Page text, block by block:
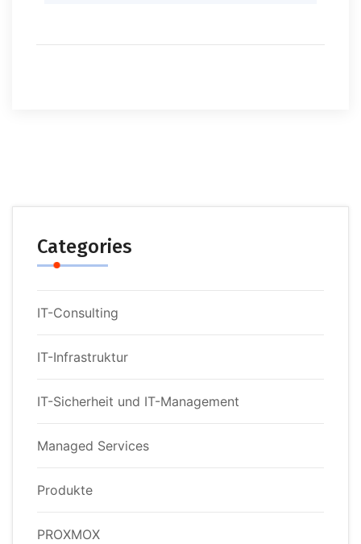
Categories
IT-Consulting
IT-Infrastruktur
IT-Sicherheit und IT-Management
Managed Services
Produkte
PROXMOX